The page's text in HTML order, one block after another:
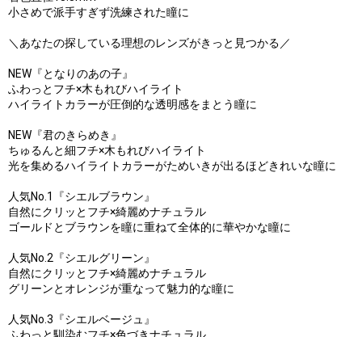
小さめで派手すぎず洗練された瞳に
＼あなたの探している理想のレンズがきっと見つかる／
NEW『となりのあの子』
ふわっとフチ×木もれびハイライト
ハイライトカラーが圧倒的な透明感をまとう瞳に
NEW『君のきらめき』
ちゅるんと細フチ×木もれびハイライト
光を集めるハイライトカラーがためいきが出るほどきれいな瞳に
人気No.1『シエルブラウン』
自然にクリッとフチ×綺麗めナチュラル
ゴールドとブラウンを瞳に重ねて全体的に華やかな瞳に
人気No.2『シエルグリーン』
自然にクリッとフチ×綺麗めナチュラル
グリーンとオレンジが重なって魅力的な瞳に
人気No.3『シエルベージュ』
ふわっと馴染むフチ×色づきナチュラル